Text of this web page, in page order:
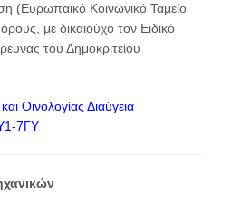
(Ευρωπαϊκό Κοινωνικό Ταμείο
με δικαιούχο τον Ειδικό
του Δημοκριτείου
Οινολογίας Διαύγεια
7ΓΥ